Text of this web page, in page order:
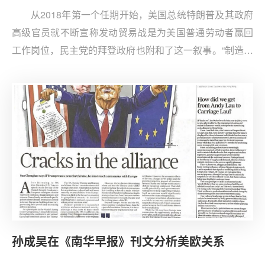
从2018年第一个任期开始，美国总统特朗普及其政府
高级官员就不断宣称发动贸易战是为美国普通劳动者赢回
工作岗位，民主党的拜登政府也附和了这一叙事。“制造业
当理由。
孙成昊在《南华早报》刊文分析美欧关系